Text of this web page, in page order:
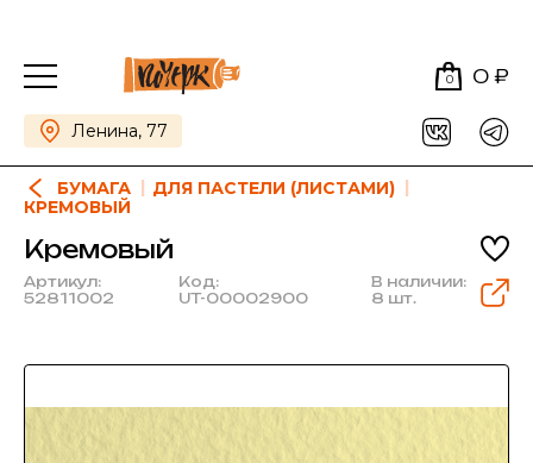
0 0 ₽
Ленина, 77
БУМАГА
ДЛЯ ПАСТЕЛИ (ЛИСТАМИ)
КРЕМОВЫЙ
Кремовый
Артикул:
52811002
Код:
UT-00002900
В наличии:
8 шт.